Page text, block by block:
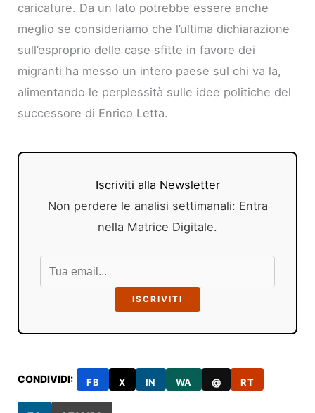
caricature. Da un lato potrebbe essere anche
meglio se consideriamo che l’ultima dichiarazione
sull’esproprio delle case sfitte in favore dei
migranti ha messo un intero paese sul chi va la,
alimentando le perplessità sulle idee politiche del
successore di Enrico Letta.
Iscriviti alla Newsletter
Non perdere le analisi settimanali: Entra
nella Matrice Digitale.
ISCRIVITI
CONDIVIDI: FB X IN WA @ RT